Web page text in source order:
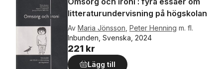
litteraturundervisning på högskolan
Av Maria Jönsson Peter Henning m. fl.
Inbunden, Svenska, 2024
221 kr
Lägg till